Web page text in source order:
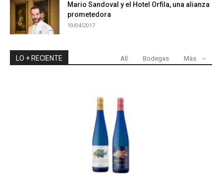
Mario Sandoval y el Hotel Orfila, una alianza
prometedora
19/04/2017
LO + RECIENTE All Bodegas Más